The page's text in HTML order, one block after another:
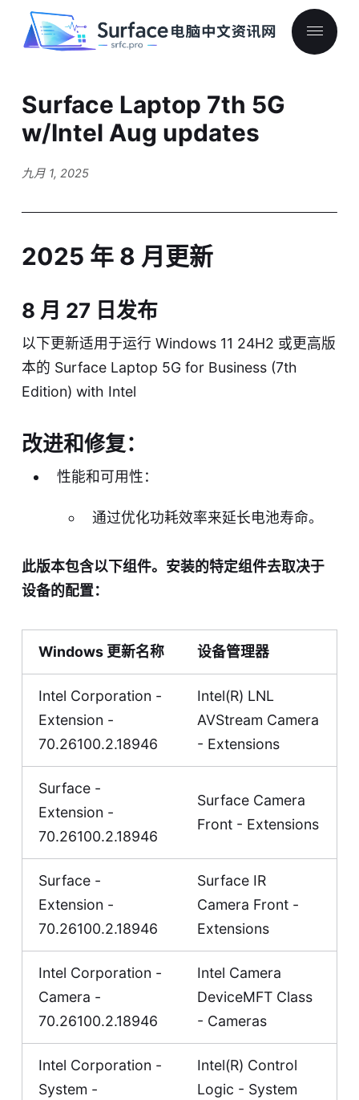
Surface Laptop 7th 5G
w/Intel Aug updates
九月 1, 2025
2025 年 8 月更新
8 月 27 日发布
以下更新适用于运行 Windows 11 24H2 或更高版
本的 Surface Laptop 5G for Business (7th
Edition) with Intel
改进和修复：
性能和可用性：
通过优化功耗效率来延长电池寿命。
此版本包含以下组件。安装的特定组件去取决于
设备的配置：
Windows 更新名称 设备管理器
Intel Corporation -
Extension -
70.26100.2.18946
Intel(R) LNL
AVStream Camera
- Extensions
Surface -
Extension -
70.26100.2.18946
Surface Camera
Front - Extensions
Surface -
Extension -
70.26100.2.18946
Surface IR
Camera Front -
Extensions
Intel Corporation -
Camera -
70.26100.2.18946
Intel Camera
DeviceMFT Class
- Cameras
Intel Corporation -
System -
Intel(R) Control
Logic - System